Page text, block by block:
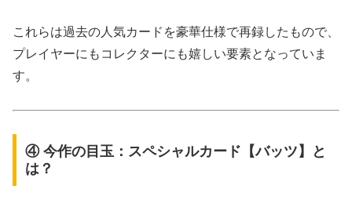
これらは過去の人気カードを豪華仕様で再録したもので、
プレイヤーにもコレクターにも嬉しい要素となっていま
す。
④ 今作の目玉：スペシャルカード【バッツ】と
は？